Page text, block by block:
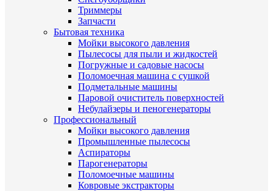
Триммеры
Запчасти
Бытовая техника
Мойки высокого давления
Пылесосы для пыли и жидкостей
Погружные и садовые насосы
Поломоечная машина с сушкой
Подметальные машины
Паровой очиститель поверхностей
Небулайзеры и пеногенераторы
Профессиональный
Мойки высокого давления
Промышленные пылесосы
Аспираторы
Парогенераторы
Поломоечные машины
Ковровые экстракторы